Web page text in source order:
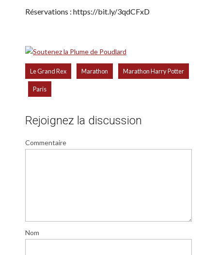
Réservations : https://bit.ly/3qdCFxD
Le Grand Rex Marathon Marathon Harry Potter
Paris
Rejoignez la discussion
Commentaire
Nom